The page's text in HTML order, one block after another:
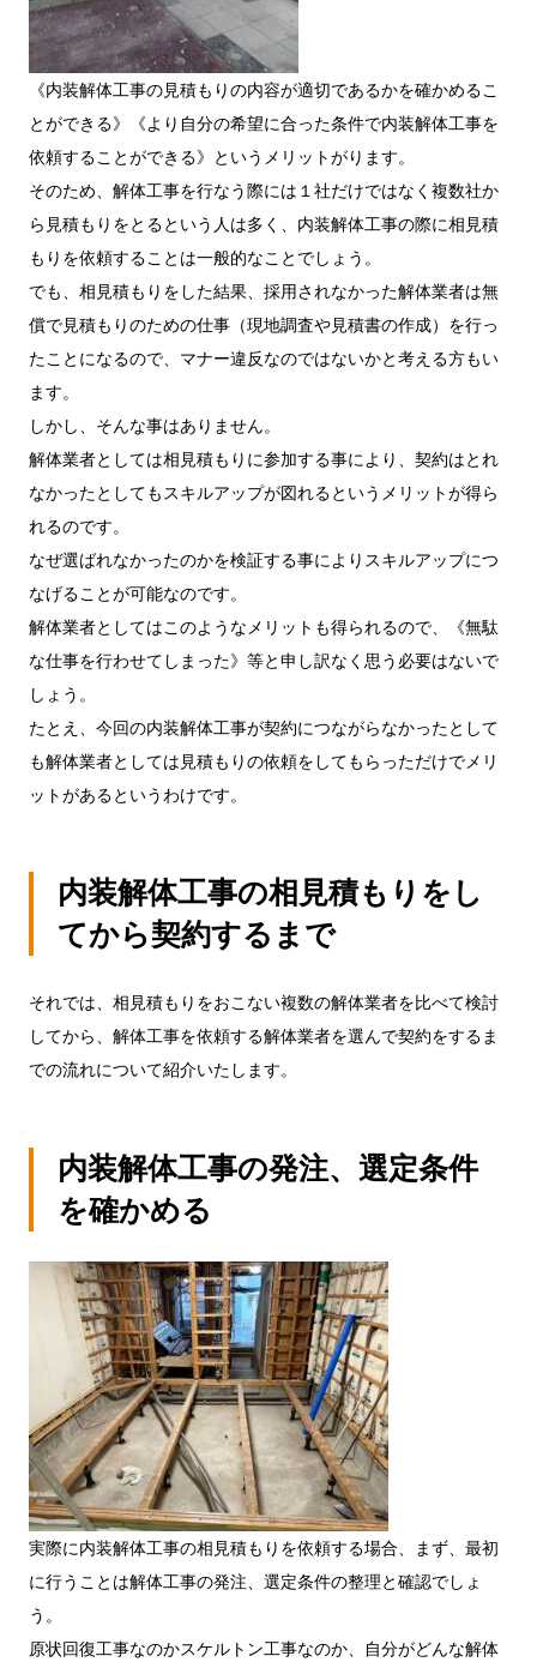
《内装解体工事の見積もりの内容が適切であるかを確かめるこ
とができる》《より自分の希望に合った条件で内装解体工事を
依頼することができる》というメリットがります。
そのため、解体工事を行なう際には１社だけではなく複数社か
ら見積もりをとるという人は多く、内装解体工事の際に相見積
もりを依頼することは一般的なことでしょう。
でも、相見積もりをした結果、採用されなかった解体業者は無
償で見積もりのための仕事（現地調査や見積書の作成）を行っ
たことになるので、マナー違反なのではないかと考える方もい
ます。
しかし、そんな事はありません。
解体業者としては相見積もりに参加する事により、契約はとれ
なかったとしてもスキルアップが図れるというメリットが得ら
れるのです。
なぜ選ばれなかったのかを検証する事によりスキルアップにつ
なげることが可能なのです。
解体業者としてはこのようなメリットも得られるので、《無駄
な仕事を行わせてしまった》等と申し訳なく思う必要はないで
しょう。
たとえ、今回の内装解体工事が契約につながらなかったとして
も解体業者としては見積もりの依頼をしてもらっただけでメリ
ットがあるというわけです。
内装解体工事の相見積もりをし
てから契約するまで
それでは、相見積もりをおこない複数の解体業者を比べて検討
してから、解体工事を依頼する解体業者を選んで契約をするま
での流れについて紹介いたします。
内装解体工事の発注、選定条件
を確かめる
実際に内装解体工事の相見積もりを依頼する場合、まず、最初
に行うことは解体工事の発注、選定条件の整理と確認でしょ
う。
原状回復工事なのかスケルトン工事なのか、自分がどんな解体